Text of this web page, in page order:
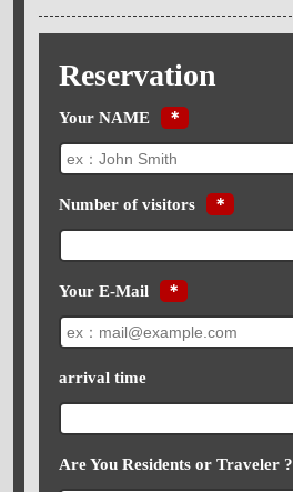
Reservation
Your NAME ＊
Number of visitors ＊
Your E-Mail ＊
arrival time
Are You Residents or Traveler ?